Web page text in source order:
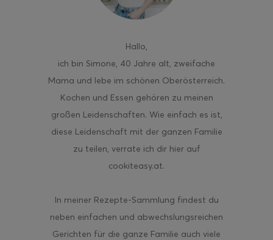
Hallo,
ich bin Simone, 40 Jahre alt, zweifache
Mama und lebe im schönen Oberösterreich.
Kochen und Essen gehören zu meinen
großen Leidenschaften. Wie einfach es ist,
diese Leidenschaft mit der ganzen Familie
zu teilen, verrate ich dir hier auf
cookiteasy.at.
In meiner Rezepte-Sammlung findest du
neben einfachen und abwechslungsreichen
Gerichten für die ganze Familie auch viele